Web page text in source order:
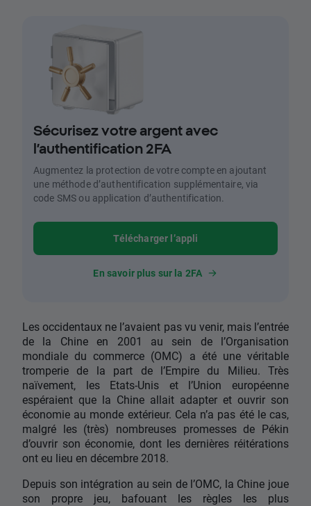
Sécurisez votre argent avec
l’authentification 2FA
Augmentez la protection de votre compte en ajoutant
une méthode d’authentification supplémentaire, via
code SMS ou application d’authentification.
Télécharger l’appli
En savoir plus sur la 2FA
Les occidentaux ne l’avaient pas vu venir, mais l’entrée
de la Chine en 2001 au sein de l’Organisation
mondiale du commerce (OMC) a été une véritable
tromperie de la part de l’Empire du Milieu. Très
naïvement, les Etats-Unis et l’Union européenne
espéraient que la Chine allait adapter et ouvrir son
économie au monde extérieur. Cela n’a pas été le cas,
malgré les (très) nombreuses promesses de Pékin
d’ouvrir son économie, dont les dernières réitérations
ont eu lieu en décembre 2018.
Depuis son intégration au sein de l’OMC, la Chine joue
son propre jeu, bafouant les règles les plus